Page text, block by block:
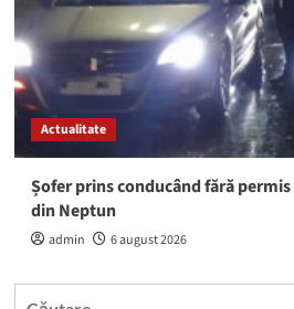
Actualitate
Șofer prins conducând fără
din Neptun
admin 6 august 2026
Caută